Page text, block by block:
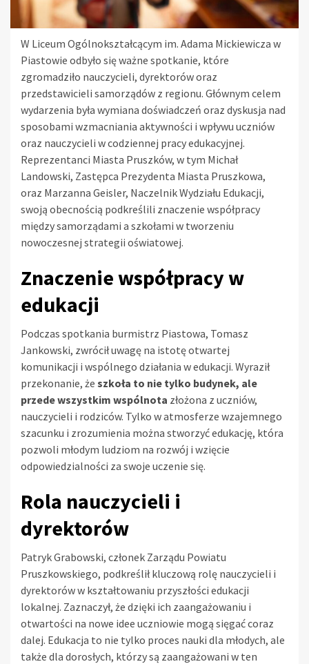
W Liceum Ogólnokształcącym im. Adama Mickiewicza w
Piastowie odbyło się ważne spotkanie, które
zgromadziło nauczycieli, dyrektorów oraz
przedstawicieli samorządów z regionu. Głównym celem
wydarzenia była wymiana doświadczeń oraz dyskusja nad
sposobami wzmacniania aktywności i wpływu uczniów
oraz nauczycieli w codziennej pracy edukacyjnej.
Reprezentanci Miasta Pruszków, w tym Michał
Landowski, Zastępca Prezydenta Miasta Pruszkowa,
oraz Marzanna Geisler, Naczelnik Wydziału Edukacji,
swoją obecnością podkreślili znaczenie współpracy
między samorządami a szkołami w tworzeniu
nowoczesnej strategii oświatowej.
Znaczenie współpracy w
edukacji
Podczas spotkania burmistrz Piastowa, Tomasz
Jankowski, zwrócił uwagę na istotę otwartej
komunikacji i wspólnego działania w edukacji. Wyraził
przekonanie, że szkoła to nie tylko budynek, ale
przede wszystkim wspólnota złożona z uczniów,
nauczycieli i rodziców. Tylko w atmosferze wzajemnego
szacunku i zrozumienia można stworzyć edukację, która
pozwoli młodym ludziom na rozwój i wzięcie
odpowiedzialności za swoje uczenie się.
Rola nauczycieli i
dyrektorów
Patryk Grabowski, członek Zarządu Powiatu
Pruszkowskiego, podkreślił kluczową rolę nauczycieli i
dyrektorów w kształtowaniu przyszłości edukacji
lokalnej. Zaznaczył, że dzięki ich zaangażowaniu i
otwartości na nowe idee uczniowie mogą sięgać coraz
dalej. Edukacja to nie tylko proces nauki dla młodych, ale
także dla dorosłych, którzy są zaangażowani w ten